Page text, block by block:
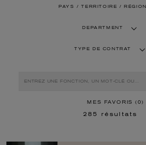
PAYS / TERRITOIRE / RÉGION
DEPARTMENT
TYPE DE CONTRAT
MES FAVORIS (0)
285 résultats